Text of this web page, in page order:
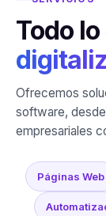
Todo
Ofrecemos
software,
empresariales
Páginas Web